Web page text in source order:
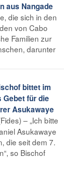
aus Nangade
die sich in den
von Cabo
Familien zur
darunter
bittet im
Gebet für die
Asukawaye
– „Ich bitte
Asukawaye
die seit dem 7.
so Bischof